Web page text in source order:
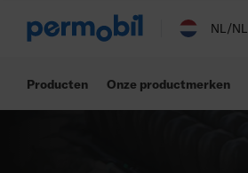
NL/NL
Producten Onze productmerken